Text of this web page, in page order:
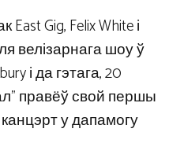
East Gig, Felix White і
велізарнага шоу ў
і да гэтага, 20
правёў свой першы
у дапамогу